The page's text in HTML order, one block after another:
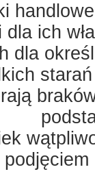
ich
dla